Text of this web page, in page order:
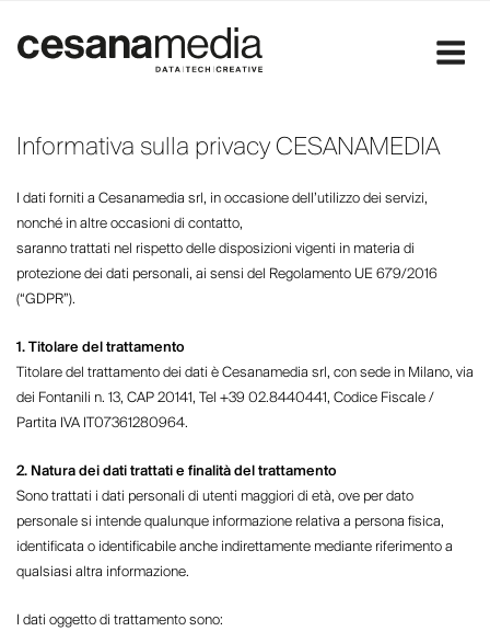
contenuto
Informativa sulla privacy CESANAMEDIA
I dati forniti a Cesanamedia srl, in occasione dell’utilizzo dei servizi,
nonché in altre occasioni di contatto,
saranno trattati nel rispetto delle disposizioni vigenti in materia di
protezione dei dati personali, ai sensi del Regolamento UE 679/2016
(“GDPR”).
1. Titolare del trattamento
Titolare del trattamento dei dati è Cesanamedia srl, con sede in Milano, via
dei Fontanili n. 13, CAP 20141, Tel +39 02.8440441, Codice Fiscale /
Partita IVA IT07361280964.
2. Natura dei dati trattati e finalità del trattamento
Sono trattati i dati personali di utenti maggiori di età, ove per dato
personale si intende qualunque informazione relativa a persona fisica,
identificata o identificabile anche indirettamente mediante riferimento a
qualsiasi altra informazione.
I dati oggetto di trattamento sono: